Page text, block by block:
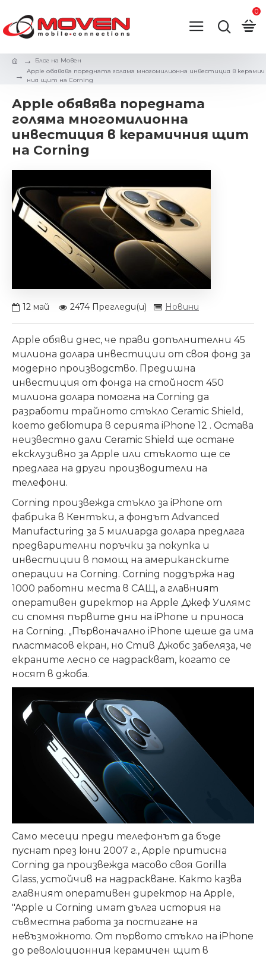
0
Блог на Мовен
Apple обявява поредната голяма многомилионна инвестиция в керамич
ния щит на Corning
Apple обявява поредната
голяма многомилионна
инвестиция в керамичния щит
на Corning
12 май 2474 Прегледи(и) Новини
Apple обяви днес, че прави допълнителни 45
милиона долара инвестиции от своя фонд за
модерно производство. Предишна
инвестиция от фонда на стойност 450
милиона долара помогна на Corning да
разработи трайното стъкло Ceramic Shield,
което дебютира в серията iPhone 12 . Остава
неизвестно дали Ceramic Shield ще остане
ексклузивно за Apple или стъклото ще се
предлага на други производители на
телефони.
Corning произвежда стъкло за iPhone от
фабрика в Кентъки, а фондът Advanced
Manufacturing за 5 милиарда долара предлага
предварителни поръчки за покупка и
инвестиции в помощ на американските
операции на Corning. Corning поддържа над
1000 работни места в САЩ, а главният
оперативен директор на Apple Джеф Уилямс
си спомня първите дни на iPhone и приноса
на Corning. „Първоначално iPhone щеше да има
пластмасов екран, но Стив Джобс забеляза, че
екраните лесно се надраскват, когато се
носят в джоба.
Само месеци преди телефонът да бъде
пуснат през юни 2007 г., Apple притисна
Corning да произвежда масово своя Gorilla
Glass, устойчив на надраскване. Както казва
главният оперативен директор на Apple,
"Apple и Corning имат дълга история на
съвместна работа за постигане на
невъзможното. От първото стъкло на iPhone
до революционния керамичен щит в